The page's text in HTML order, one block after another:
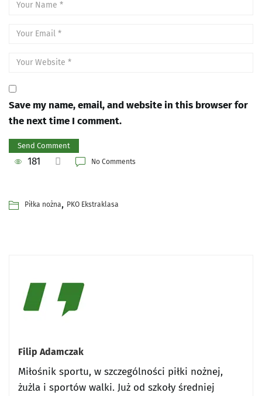
Save my name, email, and website in this browser for
the next time I comment.
181 No Comments
Piłka nożna, PKO Ekstraklasa
Filip Adamczak
Miłośnik sportu, w szczególności piłki nożnej,
żużla i sportów walki. Już od szkoły średniej